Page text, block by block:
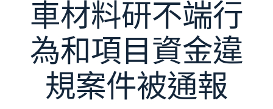
車材料研不端行
為和項目資金違
規案件被通報